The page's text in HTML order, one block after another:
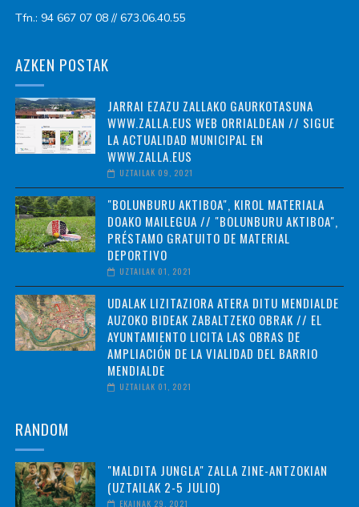
Tfn.: 94 667 07 08 // 673.06.40.55
AZKEN POSTAK
JARRAI EZAZU ZALLAKO GAURKOTASUNA
WWW.ZALLA.EUS WEB ORRIALDEAN // SIGUE
LA ACTUALIDAD MUNICIPAL EN
WWW.ZALLA.EUS
UZTAILAK 09, 2021
"BOLUNBURU AKTIBOA", KIROL MATERIALA
DOAKO MAILEGUA // "BOLUNBURU AKTIBOA",
PRÉSTAMO GRATUITO DE MATERIAL
DEPORTIVO
UZTAILAK 01, 2021
UDALAK LIZITAZIORA ATERA DITU MENDIALDE
AUZOKO BIDEAK ZABALTZEKO OBRAK // EL
AYUNTAMIENTO LICITA LAS OBRAS DE
AMPLIACIÓN DE LA VIALIDAD DEL BARRIO
MENDIALDE
UZTAILAK 01, 2021
RANDOM
"MALDITA JUNGLA" ZALLA ZINE-ANTZOKIAN
(UZTAILAK 2-5 JULIO)
EKAINAK 29, 2021